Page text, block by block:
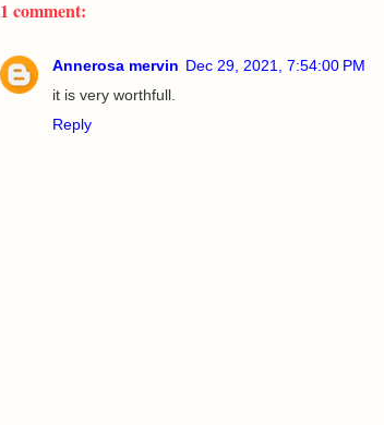
1 comment:
Annerosa mervin Dec 29, 2021, 7:54:00 PM
it is very worthfull.
Reply